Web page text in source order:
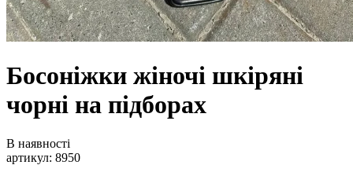
Босоніжки жіночі шкіряні
чорні на підборах
В наявності
артикул: 8950